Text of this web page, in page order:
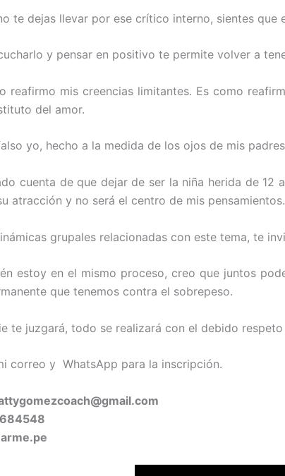
te dejas llevar por ese crítico interno, sientes
y pensar en positivo te permite volver a
reafirmo mis creencias limitantes. Es como
del amor.
yo, hecho a la medida de los ojos de mis
cuenta de que dejar de ser la niña herida de
atracción y no será el centro de mis pensamientos.
grupales relacionadas con este tema, te
estoy en el mismo proceso, creo que juntos
que tenemos contra el sobrepeso.
te juzgará, todo se realizará con el debido
correo y WhatsApp para la inscripción.